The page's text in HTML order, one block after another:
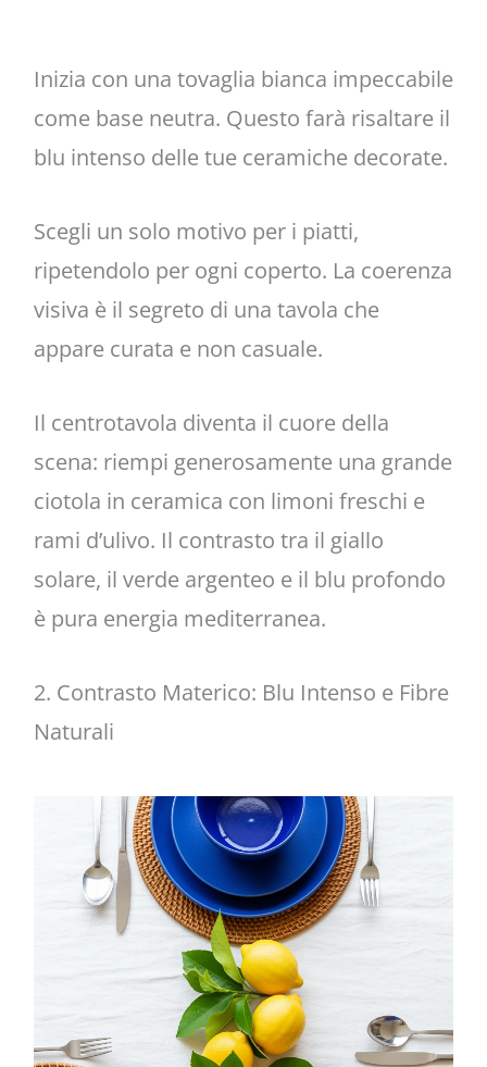
Inizia con una tovaglia bianca impeccabile
come base neutra. Questo farà risaltare il
blu intenso delle tue ceramiche decorate.
Scegli un solo motivo per i piatti,
ripetendolo per ogni coperto. La coerenza
visiva è il segreto di una tavola che
appare curata e non casuale.
Il centrotavola diventa il cuore della
scena: riempi generosamente una grande
ciotola in ceramica con limoni freschi e
rami d’ulivo. Il contrasto tra il giallo
solare, il verde argenteo e il blu profondo
è pura energia mediterranea.
2. Contrasto Materico: Blu Intenso e Fibre
Naturali